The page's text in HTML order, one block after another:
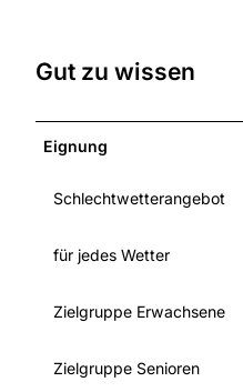
Gut zu wissen
Eignung
Schlechtwetterangebot
für jedes Wetter
Zielgruppe Erwachsene
Zielgruppe Senioren